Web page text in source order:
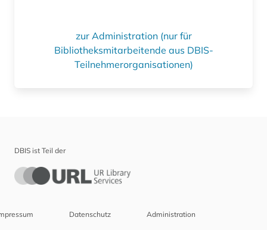
zur Administration (nur für
Bibliotheksmitarbeitende aus DBIS-
Teilnehmerorganisationen)
DBIS ist Teil der
Datenschutz Administration